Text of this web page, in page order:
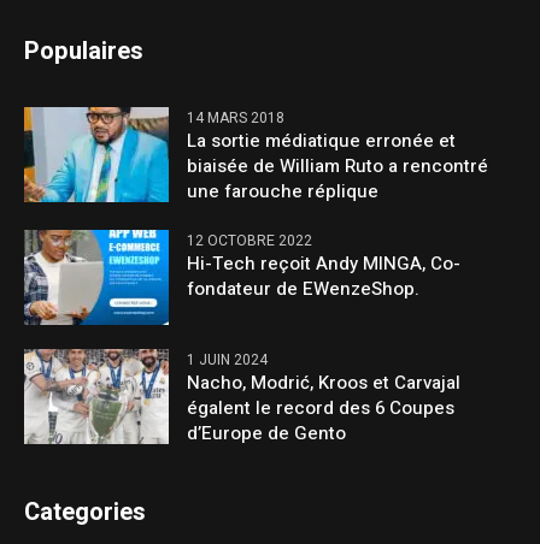
Populaires
14 MARS 2018
La sortie médiatique erronée et
biaisée de William Ruto a rencontré
une farouche réplique
12 OCTOBRE 2022
Hi-Tech reçoit Andy MINGA, Co-
fondateur de EWenzeShop.
1 JUIN 2024
Nacho, Modrić, Kroos et Carvajal
égalent le record des 6 Coupes
d’Europe de Gento
Categories